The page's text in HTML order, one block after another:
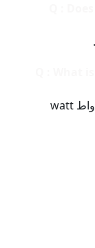
A : The Vivo V19 charging capacity is 33 واط watt